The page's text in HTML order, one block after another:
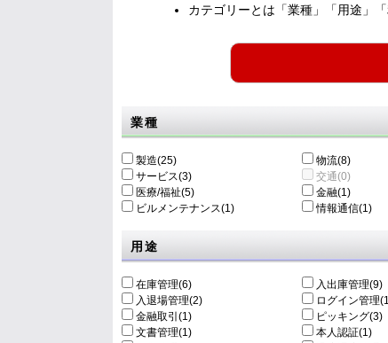
カテゴリーとは「業種」「用途」
業種
製造(25) 物流(8)
サービス(3)
交通(0)
医療/福祉(5)
金融(1)
ビルメンテナンス(1)
情報通信(1)
用途
在庫管理(6) 入出庫管理(9)
入退場管理(2)
ログイン管理
金融取引(1)
ピッキング(3)
文書管理(1)
本人認証(1)